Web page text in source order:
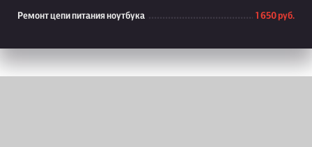
Ремонт цепи питания ноутбука 1 650 руб.